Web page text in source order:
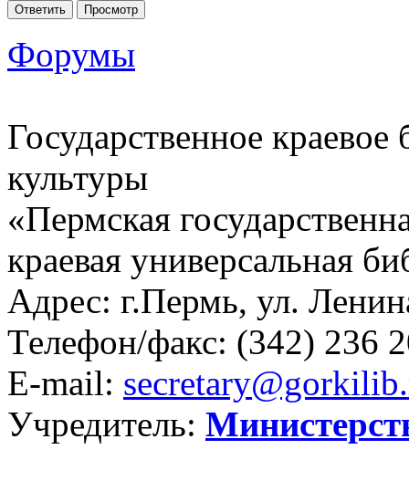
Форумы
Государственное
культуры
«Пермская
краевая универсальная
Адрес: г.Пермь, ул.
Телефон/факс: (342) 236
E-mail:
Учредитель: